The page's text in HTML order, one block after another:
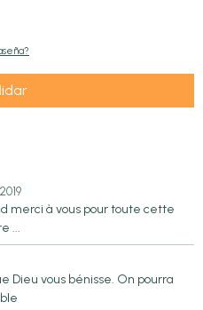
merci à vous pour toute cette
...
Dieu vous bénisse. On pourra